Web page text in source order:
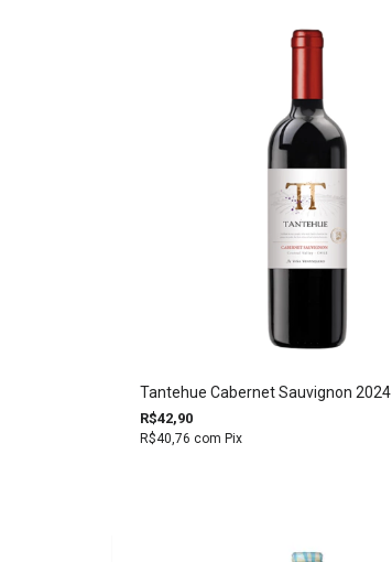
Tantehue Cabernet Sauvignon 2024
R$42,90
R$40,76 com Pix